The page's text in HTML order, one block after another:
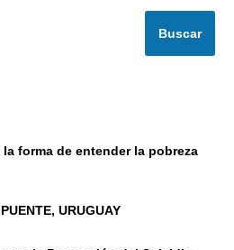
Buscar
forma de entender la pobreza
URUGUAY